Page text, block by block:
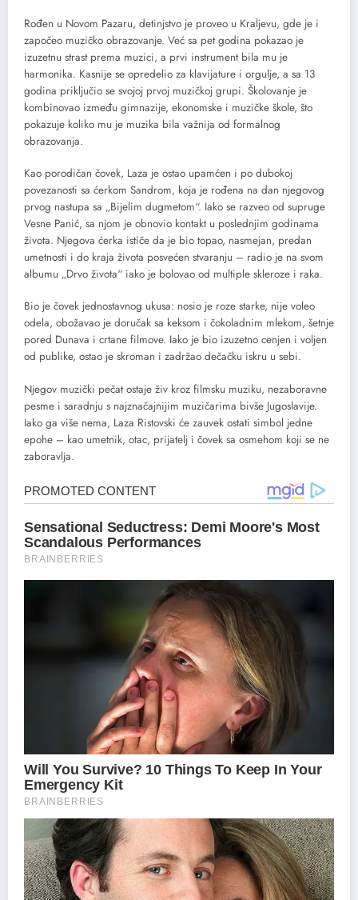
Rođen u Novom Pazaru, detinjstvo je proveo u Kraljevu, gde je i
započeo muzičko obrazovanje. Već sa pet godina pokazao je
izuzetnu strast prema muzici, a prvi instrument bila mu je
harmonika. Kasnije se opredelio za klavijature i orgulje, a sa 13
godina priključio se svojoj prvoj muzičkoj grupi. Školovanje je
kombinovao između gimnazije, ekonomske i muzičke škole, što
pokazuje koliko mu je muzika bila važnija od formalnog
obrazovanja.
Kao porodičan čovek, Laza je ostao upamćen i po dubokoj
povezanosti sa ćerkom Sandrom, koja je rođena na dan njegovog
prvog nastupa sa „Bijelim dugmetom“. Iako se razveo od supruge
Vesne Panić, sa njom je obnovio kontakt u poslednjim godinama
života. Njegova ćerka ističe da je bio topao, nasmejan, predan
umetnosti i do kraja života posvećen stvaranju – radio je na svom
albumu „Drvo života“ iako je bolovao od multiple skleroze i raka.
Bio je čovek jednostavnog ukusa: nosio je roze starke, nije voleo
odela, obožavao je doručak sa keksom i čokoladnim mlekom, šetnje
pored Dunava i crtane filmove. Iako je bio izuzetno cenjen i voljen
od publike, ostao je skroman i zadržao dečačku iskru u sebi.
Njegov muzički pečat ostaje živ kroz filmsku muziku, nezaboravne
pesme i saradnju s najznačajnijim muzičarima bivše Jugoslavije.
Iako ga više nema, Laza Ristovski će zauvek ostati simbol jedne
epohe – kao umetnik, otac, prijatelj i čovek sa osmehom koji se ne
zaboravlja.